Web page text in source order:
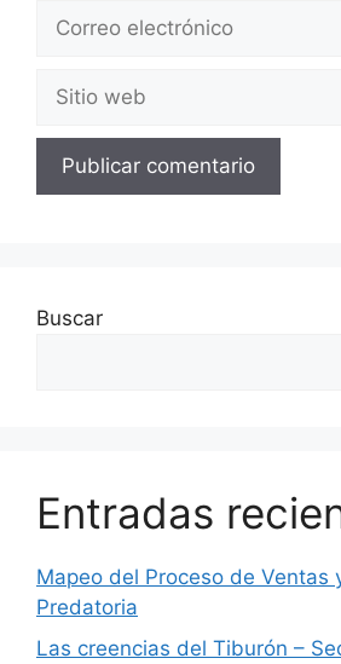
Correo
Sitio
web
Buscar
Entradas
Mapeo del Proceso de Ventas
Predatoria
Las creencias del Tiburón –